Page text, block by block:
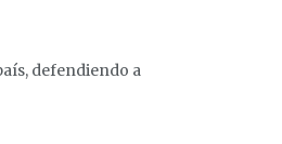
defendiendo a